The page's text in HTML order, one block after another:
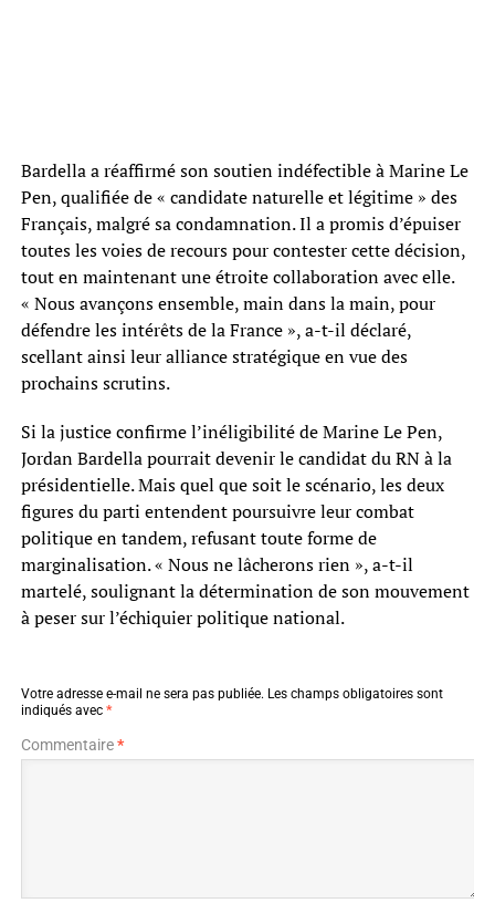
Bardella a réaffirmé son soutien indéfectible à Marine Le
Pen, qualifiée de « candidate naturelle et légitime » des
Français, malgré sa condamnation. Il a promis d’épuiser
toutes les voies de recours pour contester cette décision,
tout en maintenant une étroite collaboration avec elle.
« Nous avançons ensemble, main dans la main, pour
défendre les intérêts de la France », a-t-il déclaré,
scellant ainsi leur alliance stratégique en vue des
prochains scrutins.
Si la justice confirme l’inéligibilité de Marine Le Pen,
Jordan Bardella pourrait devenir le candidat du RN à la
présidentielle. Mais quel que soit le scénario, les deux
figures du parti entendent poursuivre leur combat
politique en tandem, refusant toute forme de
marginalisation. « Nous ne lâcherons rien », a-t-il
martelé, soulignant la détermination de son mouvement
à peser sur l’échiquier politique national.
Votre adresse e-mail ne sera pas publiée. Les champs obligatoires sont
indiqués avec *
Commentaire*